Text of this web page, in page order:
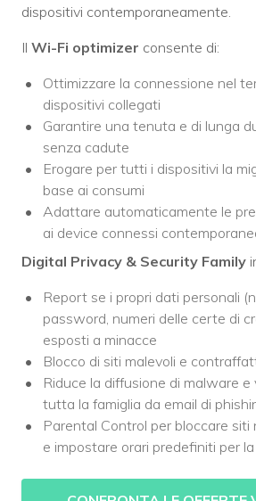
dispositivi contemporaneamente.
Il Wi-Fi optimizer consente di:
Ottimizzare la connessione nel
dispositivi collegati
Garantire una tenuta e di lunga
senza cadute
Erogare per tutti i dispositivi la
base ai consumi
Adattare automaticamente le
ai device connessi
Digital Privacy & Security Family
Report se i propri dati personali
password, numeri delle certe di
esposti a minacce
Blocco di siti malevoli e
Riduce la diffusione di malware
tutta la famiglia da email di
Parental Control per bloccare siti
e impostare orari predefiniti per